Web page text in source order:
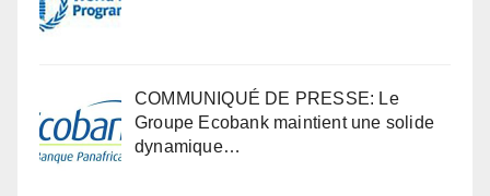
COMMUNIQUÉ DE PRESSE: Le
Groupe Ecobank maintient une solide
dynamique…